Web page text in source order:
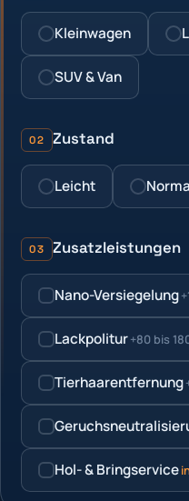
Kleinwagen
SUV & Van
02 Zustand
Leicht
03 Zusatzleistungen
Nano-Versiegelung
Lackpolitur+80 bis
Tierhaarentfernung
Hol- & Bringservice